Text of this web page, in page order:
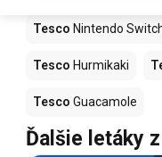
Tesco Nintendo
Tesco Hurmikaki
Tesco Guacamole
Ďalšie letáky